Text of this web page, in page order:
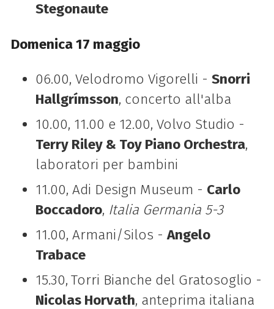
Stegonaute
Domenica 17 maggio
06.00, Velodromo Vigorelli - Snorri
Hallgrímsson, concerto all'alba
10.00, 11.00 e 12.00, Volvo Studio -
Terry Riley & Toy Piano Orchestra,
laboratori per bambini
11.00, Adi Design Museum - Carlo
Boccadoro, Italia Germania 5-3
11.00, Armani/Silos -Angelo
Trabace
15.30, Torri Bianche del Gratosoglio -
Nicolas Horvath, anteprima italiana